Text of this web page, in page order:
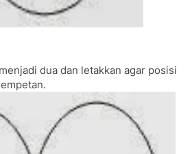
dua dan letakkan agar posisi